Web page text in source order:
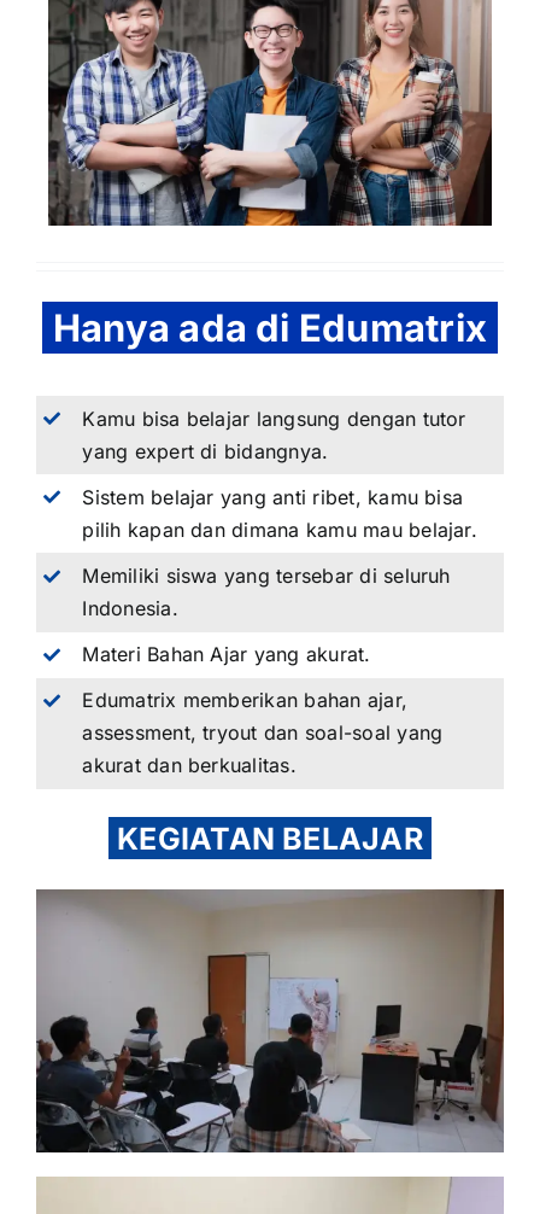
Hanya ada di Edumatrix
Kamu bisa belajar langsung dengan tutor
yang expert di bidangnya.
Sistem belajar yang anti ribet, kamu bisa
pilih kapan dan dimana kamu mau belajar.
Memiliki siswa yang tersebar di seluruh
Indonesia.
Materi Bahan Ajar yang akurat.
Edumatrix memberikan bahan ajar,
assessment, tryout dan soal-soal yang
akurat dan berkualitas.
KEGIATAN BELAJAR